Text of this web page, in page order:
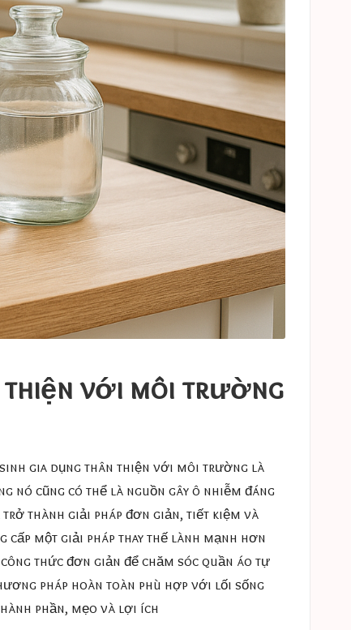
thiện với môi trường
sinh gia dụng thân thiện với môi trường là
nó cũng có thể là nguồn gây ô nhiễm đáng
trở thành giải pháp đơn giản, tiết kiệm và
cấp một giải pháp thay thế lành mạnh hơn
thức đơn giản để chăm sóc quần áo tự
pháp hoàn toàn phù hợp với lối sống
phần, mẹo và lợi ích